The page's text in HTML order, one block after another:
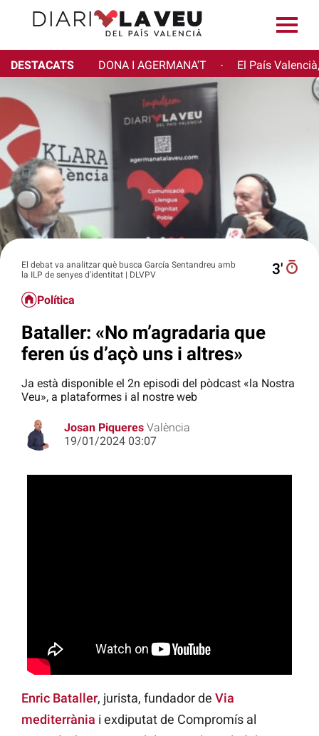
DESTACATS DONA I AGERMANA'T · El País
El debat va analitzar què busca García Sentandreu amb
la ILP de senyes d'identitat | DLVPV
3′
Política
Bataller: «No m’agradaria que
feren ús d’açò uns i altres»
Ja està disponible el 2n episodi del pòdcast «la Nostra
Veu», a plataformes i al nostre web
Josan Piqueres València
19/01/2024 03:07
Enric Bataller, jurista, fundador de Via
mediterrània i exdiputat de Compromís al